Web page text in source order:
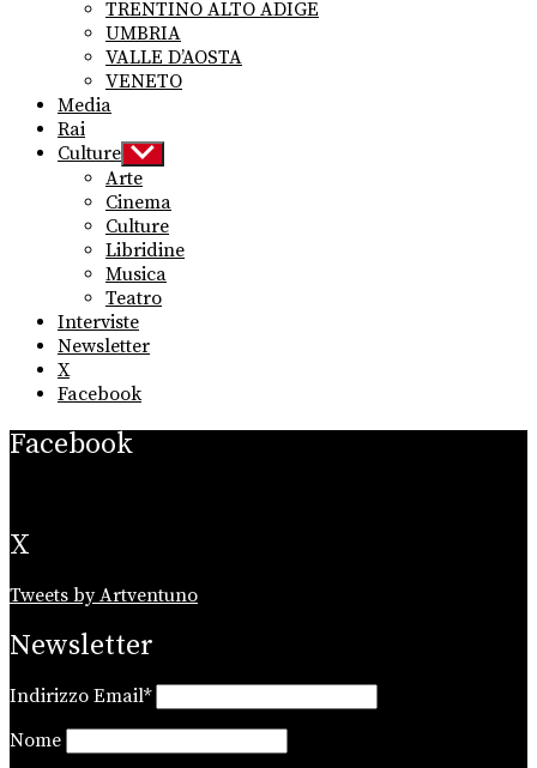
TRENTINO ALTO ADIGE
UMBRIA
VALLE D’AOSTA
VENETO
Media
Rai
Culture Show
sub
menu
Arte
Cinema
Culture
Libridine
Musica
Teatro
Interviste
Newsletter
X
Facebook
Facebook
X
Tweets by Artventuno
Newsletter
Indirizzo Email*
Nome